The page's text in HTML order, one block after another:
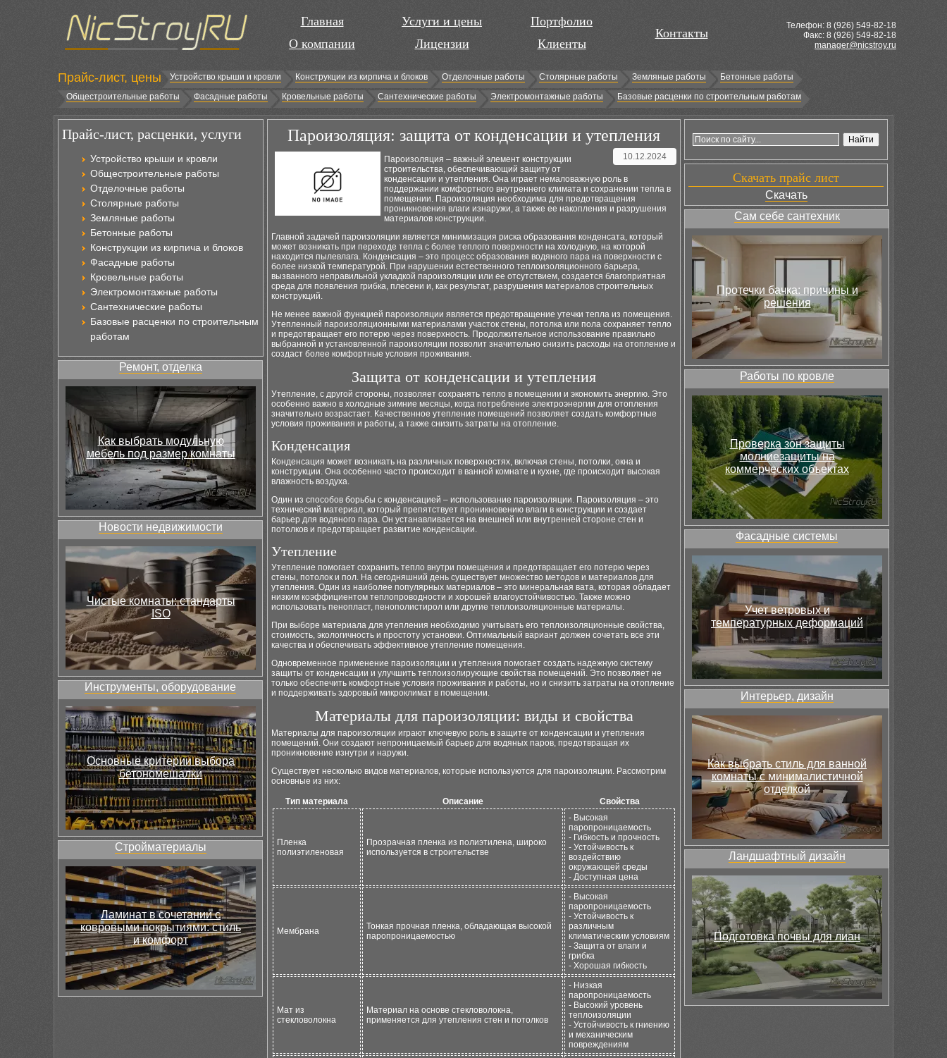
Главная
О компании
Услуги и цены
Лицензии
Портфолио
Клиенты
Контакты
Телефон: 8 (926) 549-82-18
Факс: 8 (926) 549-82-18
manager@nicstroy.ru
Прайс-лист, цены Устройство крыши и кровли Конструкции из кирпича и блоков Отделочные работы Столярные работы Земляные работы
Бетонные работы
Общестроительные работы
Фасадные работы Кровельные работы Сантехнические работы Электромонтажные работы Базовые расценки по строительным работам
Прайс-лист, расценки, услуги
Устройство крыши и кровли
Общестроительные работы
Отделочные работы
Столярные работы
Земляные работы
Бетонные работы
Конструкции из кирпича и блоков
Фасадные работы
Кровельные работы
Электромонтажные работы
Сантехнические работы
Базовые расценки по строительным
работам
Ремонт, отделка
Как выбрать модульную
мебель под размер комнаты
Новости недвижимости
Чистые комнаты: стандарты
ISO
Инструменты, оборудование
Основные критерии выбора
бетономешалки
Стройматериалы
Ламинат в сочетании с
ковровыми покрытиями: стиль
и комфорт
Пароизоляция: защита от конденсации и утепления
10.12.2024
Пароизоляция – важный элемент конструкции
строительства, обеспечивающий защиту от
конденсации и утепления. Она играет немаловажную роль в
поддержании комфортного внутреннего климата и сохранении тепла в
помещении. Пароизоляция необходима для предотвращения
проникновения влаги изнаружи, а также ее накопления и разрушения
материалов конструкции.
Главной задачей пароизоляции является минимизация риска образования конденсата, который
может возникать при переходе тепла с более теплого поверхности на холодную, на которой
находится пылевлага. Конденсация – это процесс образования водяного пара на поверхности с
более низкой температурой. При нарушении естественного теплоизоляционного барьера,
вызванного неправильной укладкой пароизоляции или ее отсутствием, создается благоприятная
среда для появления грибка, плесени и, как результат, разрушения материалов строительных
конструкций.
Не менее важной функцией пароизоляции является предотвращение утечки тепла из помещения.
Утепленный пароизоляционными материалами участок стены, потолка или пола сохраняет тепло
и предотвращает его потерю через поверхность. Продолжительное использование правильно
выбранной и установленной пароизоляции позволит значительно снизить расходы на отопление и
создаст более комфортные условия проживания.
Защита от конденсации и утепления
Утепление, с другой стороны, позволяет сохранять тепло в помещении и экономить энергию. Это
особенно важно в холодные зимние месяцы, когда потребление электроэнергии для отопления
значительно возрастает. Качественное утепление помещений позволяет создать комфортные
условия проживания и работы, а также снизить затраты на отопление.
Конденсация
Конденсация может возникать на различных поверхностях, включая стены, потолки, окна и
конструкции. Она особенно часто происходит в ванной комнате и кухне, где происходит высокая
влажность воздуха.
Один из способов борьбы с конденсацией – использование пароизоляции. Пароизоляция – это
технический материал, который препятствует проникновению влаги в конструкции и создает
барьер для водяного пара. Он устанавливается на внешней или внутренней стороне стен и
потолков и предотвращает развитие конденсации.
Утепление
Утепление помогает сохранить тепло внутри помещения и предотвращает его потерю через
стены, потолок и пол. На сегодняшний день существует множество методов и материалов для
утепления. Один из наиболее популярных материалов – это минеральная вата, которая обладает
низким коэффициентом теплопроводности и хорошей влагоустойчивостью. Также можно
использовать пенопласт, пенополистирол или другие теплоизоляционные материалы.
При выборе материала для утепления необходимо учитывать его теплоизоляционные свойства,
стоимость, экологичность и простоту установки. Оптимальный вариант должен сочетать все эти
качества и обеспечивать эффективное утепление помещения.
Одновременное применение пароизоляции и утепления помогает создать надежную систему
защиты от конденсации и улучшить теплоизолирующие свойства помещений. Это позволяет не
только обеспечить комфортные условия проживания и работы, но и снизить затраты на отопление
и поддерживать здоровый микроклимат в помещении.
Материалы для пароизоляции: виды и свойства
Материалы для пароизоляции играют ключевую роль в защите от конденсации и утепления
помещений. Они создают непроницаемый барьер для водяных паров, предотвращая их
проникновение изнутри и наружи.
Существует несколько видов материалов, которые используются для пароизоляции. Рассмотрим
основные из них:
Тип материала Описание Свойства
Пленка
полиэтиленовая
Прозрачная пленка из полиэтилена, широко
используется в строительстве
- Высокая
паропроницаемость
- Гибкость и прочность
- Устойчивость к
воздействию
окружающей среды
- Доступная цена
Мембрана
Тонкая прочная пленка, обладающая высокой
паропроницаемостью
- Высокая
паропроницаемость
- Устойчивость к
различным
климатическим условиям
- Защита от влаги и
грибка
- Хорошая гибкость
Мат из
стекловолокна
Материал на основе стекловолокна,
применяется для утепления стен и потолков
- Низкая
паропроницаемость
- Высокий уровень
теплоизоляции
- Устойчивость к гниению
и механическим
повреждениям
Скачать прайс лист
Скачать
Сам себе сантехник
Протечки бачка: причины и
решения
Работы по кровле
Проверка зон защиты
молниезащиты на
коммерческих объектах
Фасадные системы
Учет ветровых и
температурных деформаций
Интерьер, дизайн
Как выбрать стиль для ванной
комнаты с минималистичной
отделкой
Ландшафтный дизайн
Подготовка почвы для лиан